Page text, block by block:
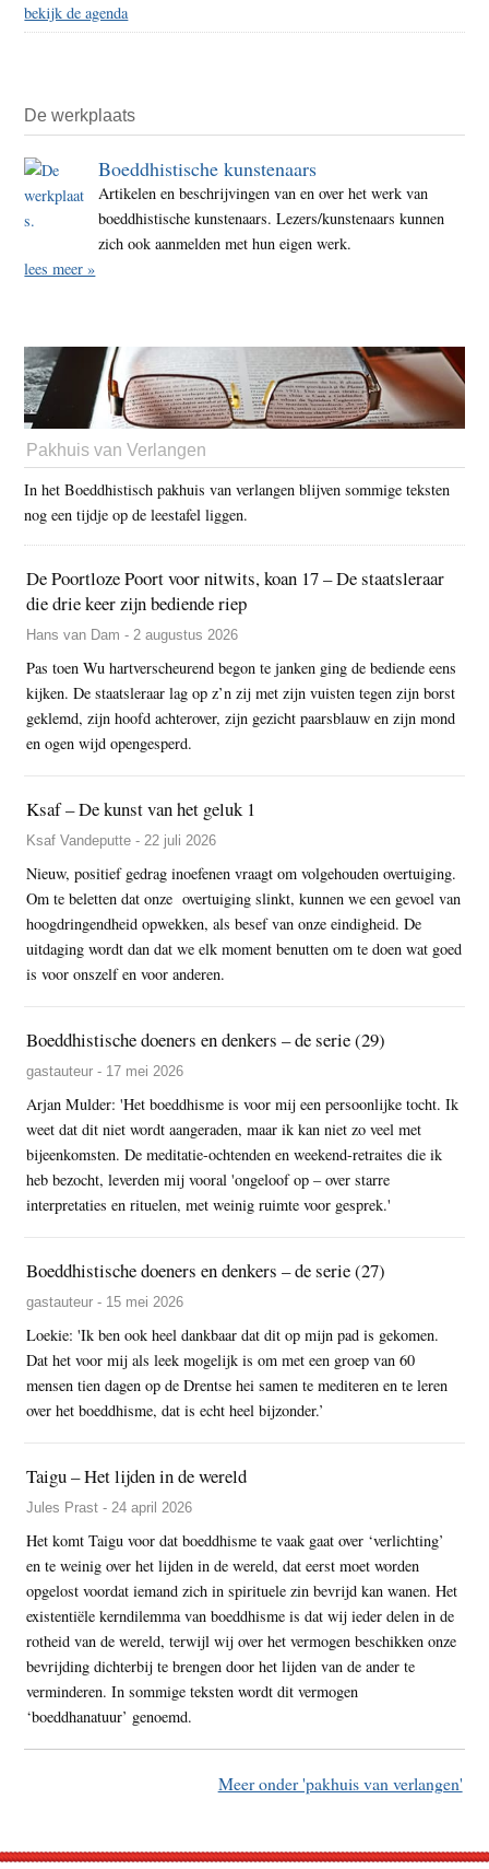
bekijk de agenda
De werkplaats
Boeddhistische kunstenaars
Artikelen en beschrijvingen van en over het werk van
boeddhistische kunstenaars. Lezers/kunstenaars kunnen
zich ook aanmelden met hun eigen werk.
lees meer »
Pakhuis van Verlangen
In het Boeddhistisch pakhuis van verlangen blijven sommige teksten
nog een tijdje op de leestafel liggen.
De Poortloze Poort voor nitwits, koan 17 – De staatsleraar
die drie keer zijn bediende riep
Hans van Dam - 2 augustus 2026
Pas toen Wu hartverscheurend begon te janken ging de bediende eens
kijken. De staatsleraar lag op z’n zij met zijn vuisten tegen zijn borst
geklemd, zijn hoofd achterover, zijn gezicht paarsblauw en zijn mond
en ogen wijd opengesperd.
Ksaf – De kunst van het geluk 1
Ksaf Vandeputte - 22 juli 2026
Nieuw, positief gedrag inoefenen vraagt om volgehouden overtuiging.
Om te beletten dat onze overtuiging slinkt, kunnen we een gevoel van
hoogdringendheid opwekken, als besef van onze eindigheid. De
uitdaging wordt dan dat we elk moment benutten om te doen wat goed
is voor onszelf en voor anderen.
Boeddhistische doeners en denkers – de serie (29)
gastauteur - 17 mei 2026
Arjan Mulder: 'Het boeddhisme is voor mij een persoonlijke tocht. Ik
weet dat dit niet wordt aangeraden, maar ik kan niet zo veel met
bijeenkomsten. De meditatie-ochtenden en weekend-retraites die ik
heb bezocht, leverden mij vooral 'ongeloof op – over starre
interpretaties en rituelen, met weinig ruimte voor gesprek.'
Boeddhistische doeners en denkers – de serie (27)
gastauteur - 15 mei 2026
Loekie: 'Ik ben ook heel dankbaar dat dit op mijn pad is gekomen.
Dat het voor mij als leek mogelijk is om met een groep van 60
mensen tien dagen op de Drentse hei samen te mediteren en te leren
over het boeddhisme, dat is echt heel bijzonder.’
Taigu – Het lijden in de wereld
Jules Prast - 24 april 2026
Het komt Taigu voor dat boeddhisme te vaak gaat over ‘verlichting’
en te weinig over het lijden in de wereld, dat eerst moet worden
opgelost voordat iemand zich in spirituele zin bevrijd kan wanen. Het
existentiële kerndilemma van boeddhisme is dat wij ieder delen in de
rotheid van de wereld, terwijl wij over het vermogen beschikken onze
bevrijding dichterbij te brengen door het lijden van de ander te
verminderen. In sommige teksten wordt dit vermogen
‘boeddhanatuur’ genoemd.
Meer onder 'pakhuis van verlangen'